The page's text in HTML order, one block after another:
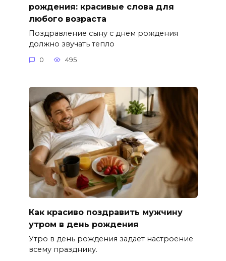
рождения: красивые слова для
любого возраста
Поздравление сыну с днем рождения
должно звучать тепло
0 495
Как красиво поздравить мужчину
утром в день рождения
Утро в день рождения задает настроение
всему празднику.